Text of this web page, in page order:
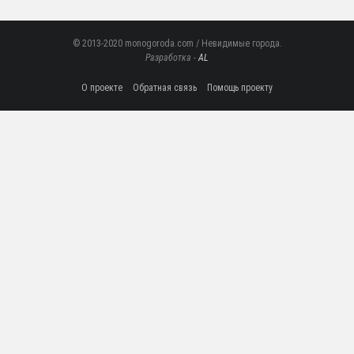
© 2013-2020 monogoroda.com / Невидимые города.
Разработка -AL
О проекте Обратная связь Помощь проекту